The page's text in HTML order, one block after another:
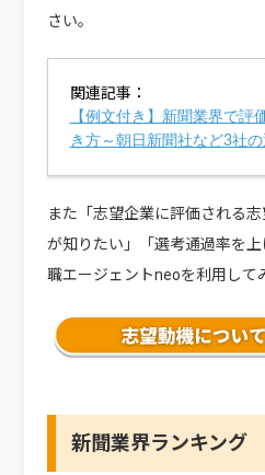
さい。
関連記事：
【例文付き】新聞業界で評
き方～朝日新聞社など3社
また「志望企業に評価される
が知りたい」「選考通過率を
職エージェントneoを利用して
新聞業界ランキング